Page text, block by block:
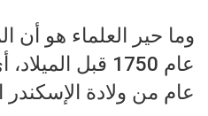
وما حير العلماء هو أن
عام من ولادة الإسكندر